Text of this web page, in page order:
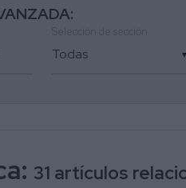
▼
31 artículos